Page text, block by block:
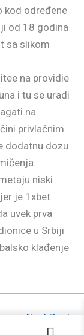
kod određene
od 18 godina
sa slikom
na providie
i tu se uradi
na
privlačnim
dodatnu dozu
niski
je 1xbet
uvek prva
u Srbiji
klađenje
Next Post